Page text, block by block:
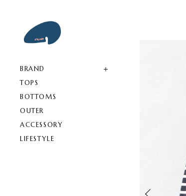
BRAND
TOPS
BOTTOMS
OUTER
ACCESSORY
LIFESTYLE